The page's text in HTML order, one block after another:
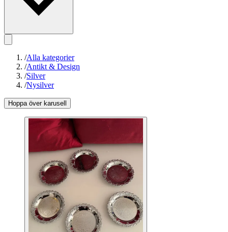
/Alla kategorier
/Antikt & Design
/Silver
/Nysilver
Hoppa över karusell